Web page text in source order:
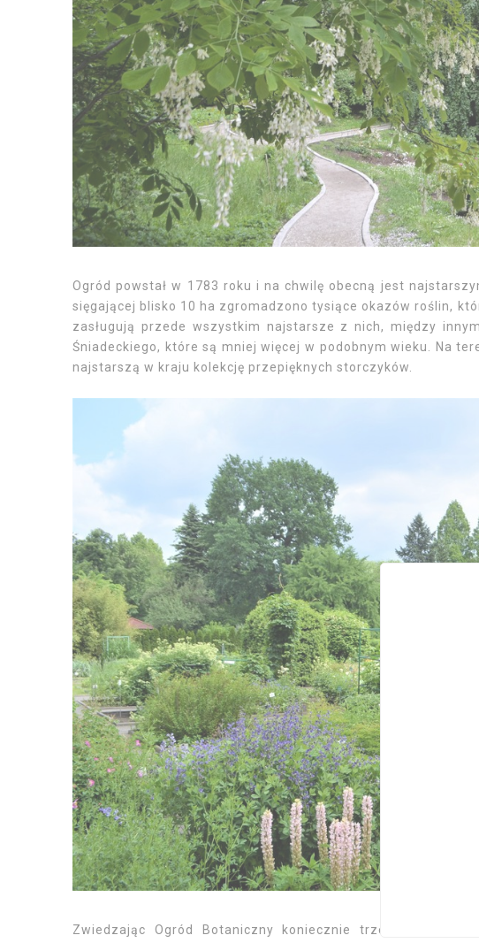
Ogród powstał w 1783 roku i na chwilę obecną jest
sięgającej blisko 10 ha zgromadzono tysiące okazów roślin,
zasługują przede wszystkim najstarsze z nich, między
Śniadeckiego, które są mniej więcej w podobnym wieku. Na
najstarszą w kraju kolekcję przepięknych storczyków.
Zwiedzając Ogród Botaniczny koniecznie trzeba zajrzeć